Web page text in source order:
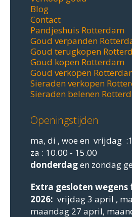
Blog
Contact
Pandjeshuis Rotterdam
Goud verpanden
Goud terugkopen
Goud kopen Rotterdam
Goud verkopen
Sieraden verkopen
Sieraden belenen
Openingstijden
ma, di , woe en vrijdag
za : 10.00 - 15.00
donderdagen zondag
Extra gesloten wegens
2026: vrijdag 3 april ,
maandag 27 april,